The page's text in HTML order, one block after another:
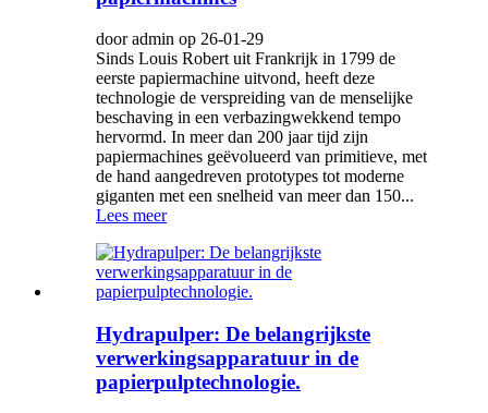
door admin op 26-01-29
Sinds Louis Robert uit Frankrijk in 1799 de
eerste papiermachine uitvond, heeft deze
technologie de verspreiding van de menselijke
beschaving in een verbazingwekkend tempo
hervormd. In meer dan 200 jaar tijd zijn
papiermachines geëvolueerd van primitieve, met
de hand aangedreven prototypes tot moderne
giganten met een snelheid van meer dan 150...
Lees meer
Hydrapulper: De belangrijkste
verwerkingsapparatuur in de
papierpulptechnologie.